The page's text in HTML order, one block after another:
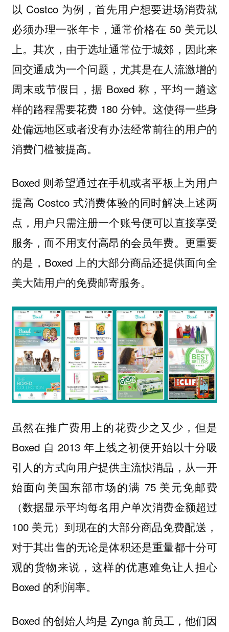
以 Costco 为例，首先用户想要进场消费就
必须办理一张年卡，通常价格在 50 美元以
上。其次，由于选址通常位于城郊，因此来
回交通成为一个问题，尤其是在人流激增的
周末或节假日，据 Boxed 称，平均一趟这
样的路程需要花费 180 分钟。这使得一些身
处偏远地区或者没有办法经常前往的用户的
消费门槛被提高。
Boxed 则希望通过在手机或者平板上为用户
提高 Costco 式消费体验的同时解决上述两
点，用户只需注册一个账号便可以直接享受
服务，而不用支付高昂的会员年费。更重要
的是，Boxed 上的大部分商品还提供面向全
美大陆用户的免费邮寄服务。
虽然在推广费用上的花费少之又少，但是
Boxed 自 2013 年上线之初便开始以十分吸
引人的方式向用户提供主流快消品，从一开
始面向美国东部市场的满 75 美元免邮费
（数据显示平均每名用户单次消费金额超过
100 美元）到现在的大部分商品免费配送，
对于其出售的无论是体积还是重量都十分可
观的货物来说，这样的优惠难免让人担心
Boxed 的利润率。
Boxed 的创始人均是 Zynga 前员工，他们因